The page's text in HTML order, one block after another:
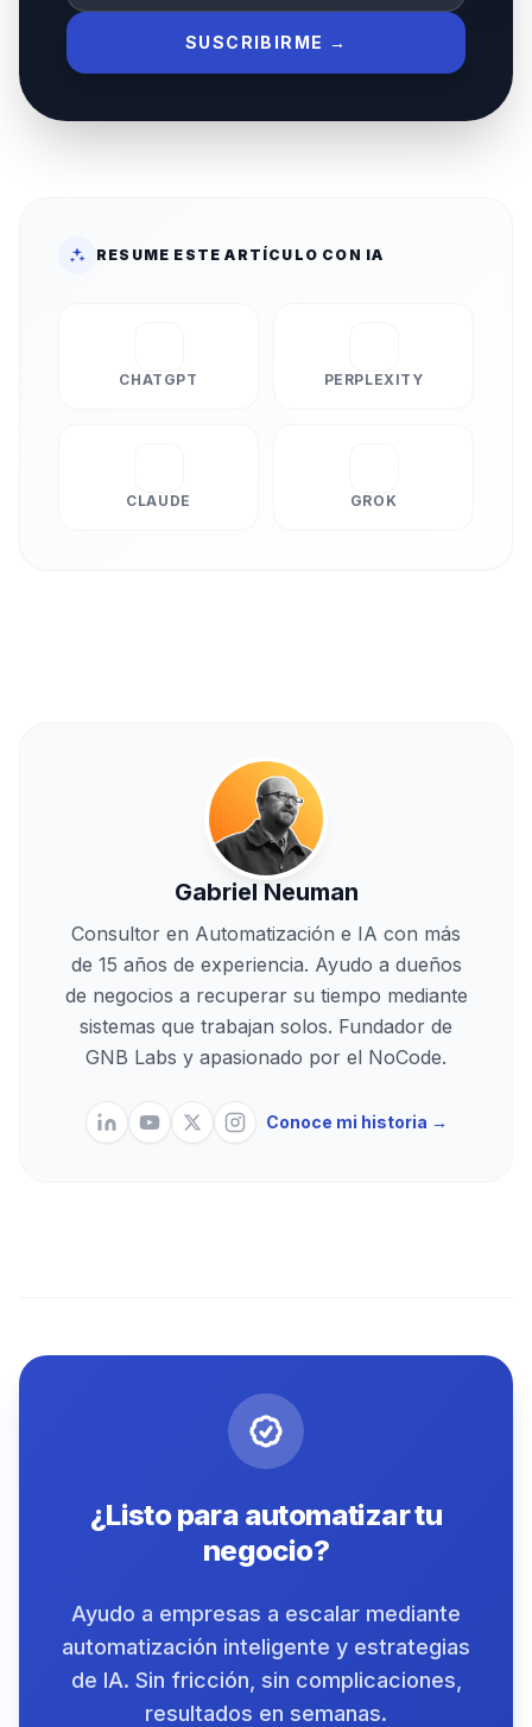
SUSCRIBIRME →
RESUME ESTE ARTÍCULO CON IA
CHATGPT PERPLEXITY
CLAUDE GROK
Gabriel Neuman
Consultor en Automatización e IA con más
de 15 años de experiencia. Ayudo a dueños
de negocios a recuperar su tiempo mediante
sistemas que trabajan solos. Fundador de
GNB Labs y apasionado por el NoCode.
Conoce mi historia →
¿Listo para automatizar tu
negocio?
Ayudo a empresas a escalar mediante
automatización inteligente y estrategias
de IA. Sin fricción, sin complicaciones,
resultados en semanas.